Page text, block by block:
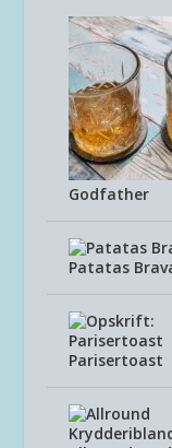
Godfather
Patatas
Parisertoast